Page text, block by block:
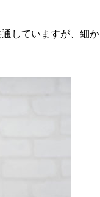
していますが、細